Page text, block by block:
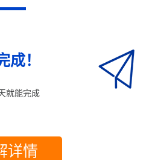
成！
就能完成
详情